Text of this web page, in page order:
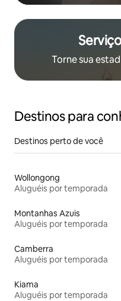
Torne sua
Destinos para
Destinos perto de você
Wollongong
Aluguéis por temporada
Montanhas Azuis
Aluguéis por temporada
Camberra
Aluguéis por temporada
Kiama
Aluguéis por temporada